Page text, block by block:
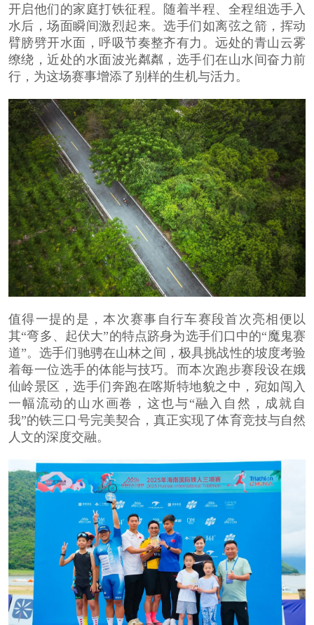
开启他们的家庭打铁征程。随着半程、全程组选手入
水后，场面瞬间激烈起来。选手们如离弦之箭，挥动
臂膀劈开水面，呼吸节奏整齐有力。远处的青山云雾
缭绕，近处的水面波光粼粼，选手们在山水间奋力前
行，为这场赛事增添了别样的生机与活力。
值得一提的是，本次赛事自行车赛段首次亮相便以
其“弯多、起伏大”的特点跻身为选手们口中的“魔鬼赛
道”。选手们驰骋在山林之间，极具挑战性的坡度考验
着每一位选手的体能与技巧。而本次跑步赛段设在娥
仙岭景区，选手们奔跑在喀斯特地貌之中，宛如闯入
一幅流动的山水画卷，这也与“融入自然，成就自
我”的铁三口号完美契合，真正实现了体育竞技与自然
人文的深度交融。